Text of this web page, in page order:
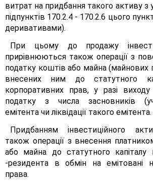
витрат на придбання такого активу
підпунктів 170.2.4 - 170.2.6 цього
деривативами).
При цьому до продажу
прирівнюються також операції з
податку коштів або майна (майнових
внесених ним до статутного
корпоративних прав, у разі
податку з числа засновників
емітента чи ліквідації такого емітента.
Придбанням інвестиційного
також операції з внесення
або майна до статутного капіталу
-резидента в обмін на емітовані
права.